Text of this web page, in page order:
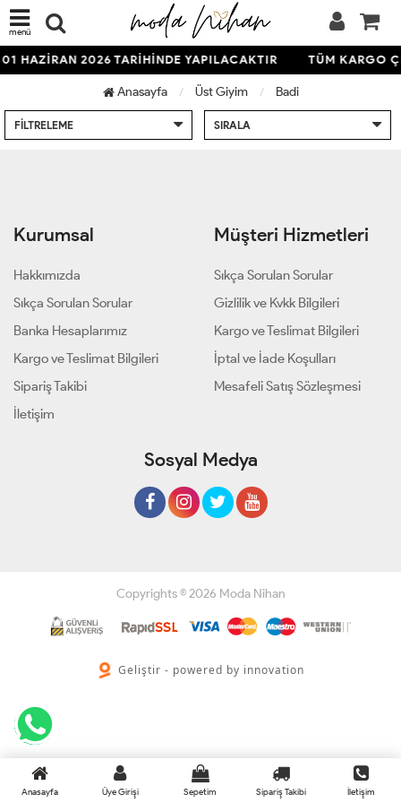
menü
HAZİRAN 2026 TARİHİNDE YAPILACAKTIR TÜM KARGO
Anasayfa Üst Giyim Badi
FILTRELEME SIRALA
Kurumsal
Hakkımızda
Sıkça Sorulan Sorular
Banka Hesaplarımız
Kargo ve Teslimat Bilgileri
Sipariş Takibi
İletişim
Müşteri Hizmetleri
Sıkça Sorulan Sorular
Gizlilik ve Kvkk Bilgileri
Kargo ve Teslimat Bilgileri
İptal ve İade Koşulları
Mesafeli Satış Sözleşmesi
Sosyal Medya
Copyrights © 2026 Moda Nihan
Geliştir - powered by innovation
Anasayfa Üye Girişi Sepetim Sipariş Takibi İletişim